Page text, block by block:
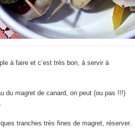
à faire et c’est très bon, à servir à
du magret de canard, on peut (ou pas !!!)
tranches très fines de magret, réserver.